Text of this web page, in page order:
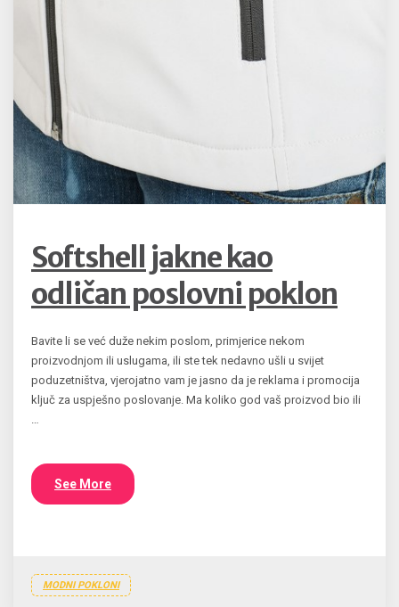
Softshell jakne kao
odličan poslovni poklon
Bavite li se već duže nekim poslom, primjerice nekom
proizvodnjom ili uslugama, ili ste tek nedavno ušli u svijet
poduzetništva, vjerojatno vam je jasno da je reklama i promocija
ključ za uspješno poslovanje. Ma koliko god vaš proizvod bio ili
…
See More
MODNI POKLONI